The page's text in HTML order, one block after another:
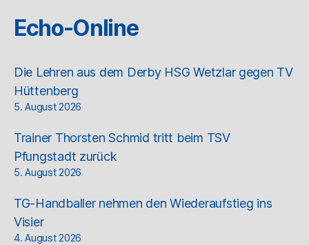
Echo-Online
Die Lehren aus dem Derby HSG Wetzlar gegen TV
Hüttenberg
5. August 2026
Trainer Thorsten Schmid tritt beim TSV
Pfungstadt zurück
5. August 2026
TG-Handballer nehmen den Wiederaufstieg ins
Visier
4. August 2026